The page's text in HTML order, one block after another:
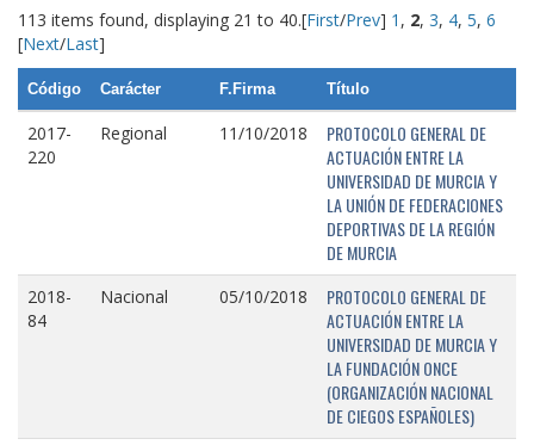
113 items found, displaying 21 to 40.[First/Prev] 1 , 2, 3, 4, 5, 6
[Next/Last]
Código Carácter F.Firma Título
2017-
220
Regional 11/10/2018
PROTOCOLO GENERAL DE
ACTUACIÓN ENTRE LA
UNIVERSIDAD DE MURCIA Y
LA UNIÓN DE FEDERACIONES
DEPORTIVAS DE LA REGIÓN
DE MURCIA
2018-
84
Nacional 05/10/2018
PROTOCOLO GENERAL DE
ACTUACIÓN ENTRE LA
UNIVERSIDAD DE MURCIA Y
LA FUNDACIÓN ONCE
(ORGANIZACIÓN NACIONAL
DE CIEGOS ESPAÑOLES)